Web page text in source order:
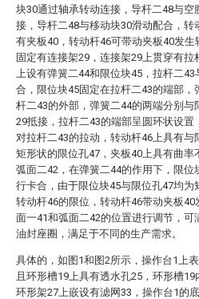
块30通过轴承转动连接，导杆二48与空
接，导杆二48与移动块30滑动配合，转
有夹板40，转动杆46可带动夹板40发生
固定有连接架29，连接架29上贯穿有拉
上设有弹簧二44和限位块45，拉杆二43
合，限位块45固定在拉杆二43的端部，
杆二43的外部，弹簧二44的两端分别与
29抵接，拉杆二43的端部呈圆环状设置
对拉杆二43的拉动，转动杆46上具有与
矩形状的限位孔47，夹板40上具有曲率
弧面二42，在弹簧二44的作用下，限位
行卡合，由于限位块45与限位孔47均为
转动杆46的限位，转动杆46带动夹板40
面一41和弧面二42的位置进行调节，可
油封座圈，满足于不同的生产需求。
具体的，如图1和图2所示，操作台1上
且环形槽19上具有透水孔25，环形槽19
环形架27上嵌设有滤网33，操作台1的